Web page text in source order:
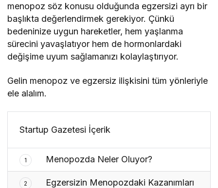
menopoz söz konusu olduğunda egzersizi ayrı bir
başlıkta değerlendirmek gerekiyor. Çünkü
bedeninize uygun hareketler, hem yaşlanma
sürecini yavaşlatıyor hem de hormonlardaki
değişime uyum sağlamanızı kolaylaştırıyor.
Gelin menopoz ve egzersiz ilişkisini tüm yönleriyle
ele alalım.
Startup Gazetesi İçerik
1 Menopozda Neler Oluyor?
2 Egzersizin Menopozdaki Kazanımları